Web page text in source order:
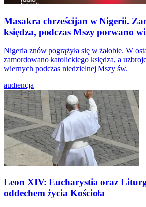
Masakra chrześcijan w Nigerii.
księdza, podczas Mszy porwano
Nigeria znów pogrążyła się w żałobie. W
zamordowano katolickiego księdza, a
wiernych podczas niedzielnej Mszy św.
audiencja
Leon XIV: Eucharystia oraz
oddechem życia Kościoła